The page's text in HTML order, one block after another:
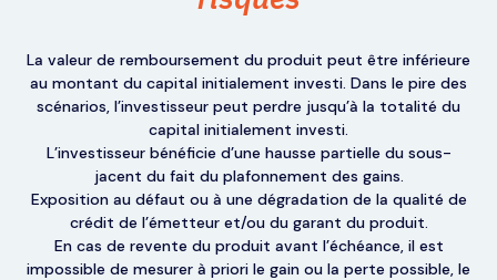
La valeur de remboursement du produit peut être inférieure
au montant du capital initialement investi. Dans le pire des
scénarios, l’investisseur peut perdre jusqu’à la totalité du
capital initialement investi.
L’investisseur bénéficie d’une hausse partielle du sous-
jacent du fait du plafonnement des gains.
Exposition au défaut ou à une dégradation de la qualité de
crédit de l’émetteur et/ou du garant du produit.
En cas de revente du produit avant l’échéance, il est
impossible de mesurer à priori le gain ou la perte possible, le